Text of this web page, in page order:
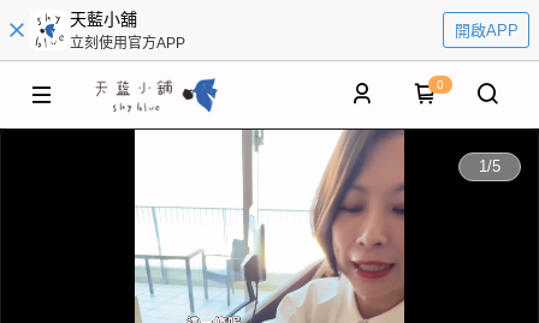
天藍小舖
立刻使用官方APP
開啟APP
0
1/5